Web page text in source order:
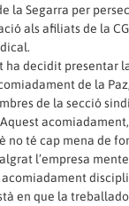
la Segarra per
als afiliats de la
ha decidit presentar
de la
de la secció
acomiadament,
no té cap mena de
l’empresa
acomiadament
en que la